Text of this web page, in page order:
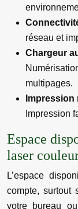
réseau et
Chargeur
multipages.
Impression
Espace
laser
L’espace
compte, surtout
votre bureau